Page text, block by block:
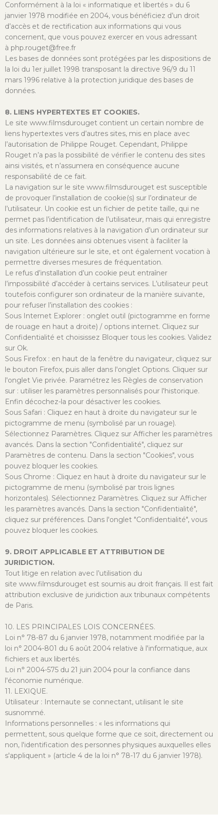
Conformément à la loi « informatique et libertés » du 6
janvier 1978 modifiée en 2004, vous bénéficiez d’un droit
d’accès et de rectification aux informations qui vous
concernent, que vous pouvez exercer en vous adressant
à php.rouget@free.fr
Les bases de données sont protégées par les dispositions de
la loi du 1er juillet 1998 transposant la directive 96/9 du 11
mars 1996 relative à la protection juridique des bases de
données.
8. LIENS HYPERTEXTES ET COOKIES.
Le site www.filmsdurouget contient un certain nombre de
liens hypertextes vers d’autres sites, mis en place avec
l’autorisation de Philippe Rouget. Cependant, Philippe
Rouget n’a pas la possibilité de vérifier le contenu des sites
ainsi visités, et n’assumera en conséquence aucune
responsabilité de ce fait.
La navigation sur le site www.filmsdurouget est susceptible
de provoquer l’installation de cookie(s) sur l’ordinateur de
l’utilisateur. Un cookie est un fichier de petite taille, qui ne
permet pas l’identification de l’utilisateur, mais qui enregistre
des informations relatives à la navigation d’un ordinateur sur
un site. Les données ainsi obtenues visent à faciliter la
navigation ultérieure sur le site, et ont également vocation à
permettre diverses mesures de fréquentation.
Le refus d’installation d’un cookie peut entraîner
l’impossibilité d’accéder à certains services. L’utilisateur peut
toutefois configurer son ordinateur de la manière suivante,
pour refuser l’installation des cookies :
Sous Internet Explorer : onglet outil (pictogramme en forme
de rouage en haut a droite) / options internet. Cliquez sur
Confidentialité et choisissez Bloquer tous les cookies. Validez
sur Ok.
Sous Firefox : en haut de la fenêtre du navigateur, cliquez sur
le bouton Firefox, puis aller dans l'onglet Options. Cliquer sur
l'onglet Vie privée. Paramétrez les Règles de conservation
sur : utiliser les paramètres personnalisés pour l'historique.
Enfin décochez-la pour désactiver les cookies.
Sous Safari : Cliquez en haut à droite du navigateur sur le
pictogramme de menu (symbolisé par un rouage).
Sélectionnez Paramètres. Cliquez sur Afficher les paramètres
avancés. Dans la section "Confidentialité", cliquez sur
Paramètres de contenu. Dans la section "Cookies", vous
pouvez bloquer les cookies.
Sous Chrome : Cliquez en haut à droite du navigateur sur le
pictogramme de menu (symbolisé par trois lignes
horizontales). Sélectionnez Paramètres. Cliquez sur Afficher
les paramètres avancés. Dans la section "Confidentialité",
cliquez sur préférences. Dans l'onglet "Confidentialité", vous
pouvez bloquer les cookies.
9. DROIT APPLICABLE ET ATTRIBUTION DE
JURIDICTION.
Tout litige en relation avec l’utilisation du
site www.filmsdurouget est soumis au droit français. Il est fait
attribution exclusive de juridiction aux tribunaux compétents
de Paris.
10. LES PRINCIPALES LOIS CONCERNÉES.
Loi n° 78-87 du 6 janvier 1978, notamment modifiée par la
loi n° 2004-801 du 6 août 2004 relative à l'informatique, aux
fichiers et aux libertés.
Loi n° 2004-575 du 21 juin 2004 pour la confiance dans
l'économie numérique.
11. LEXIQUE.
Utilisateur : Internaute se connectant, utilisant le site
susnommé.
Informations personnelles : « les informations qui
permettent, sous quelque forme que ce soit, directement ou
non, l'identification des personnes physiques auxquelles elles
s'appliquent » (article 4 de la loi n° 78-17 du 6 janvier 1978).